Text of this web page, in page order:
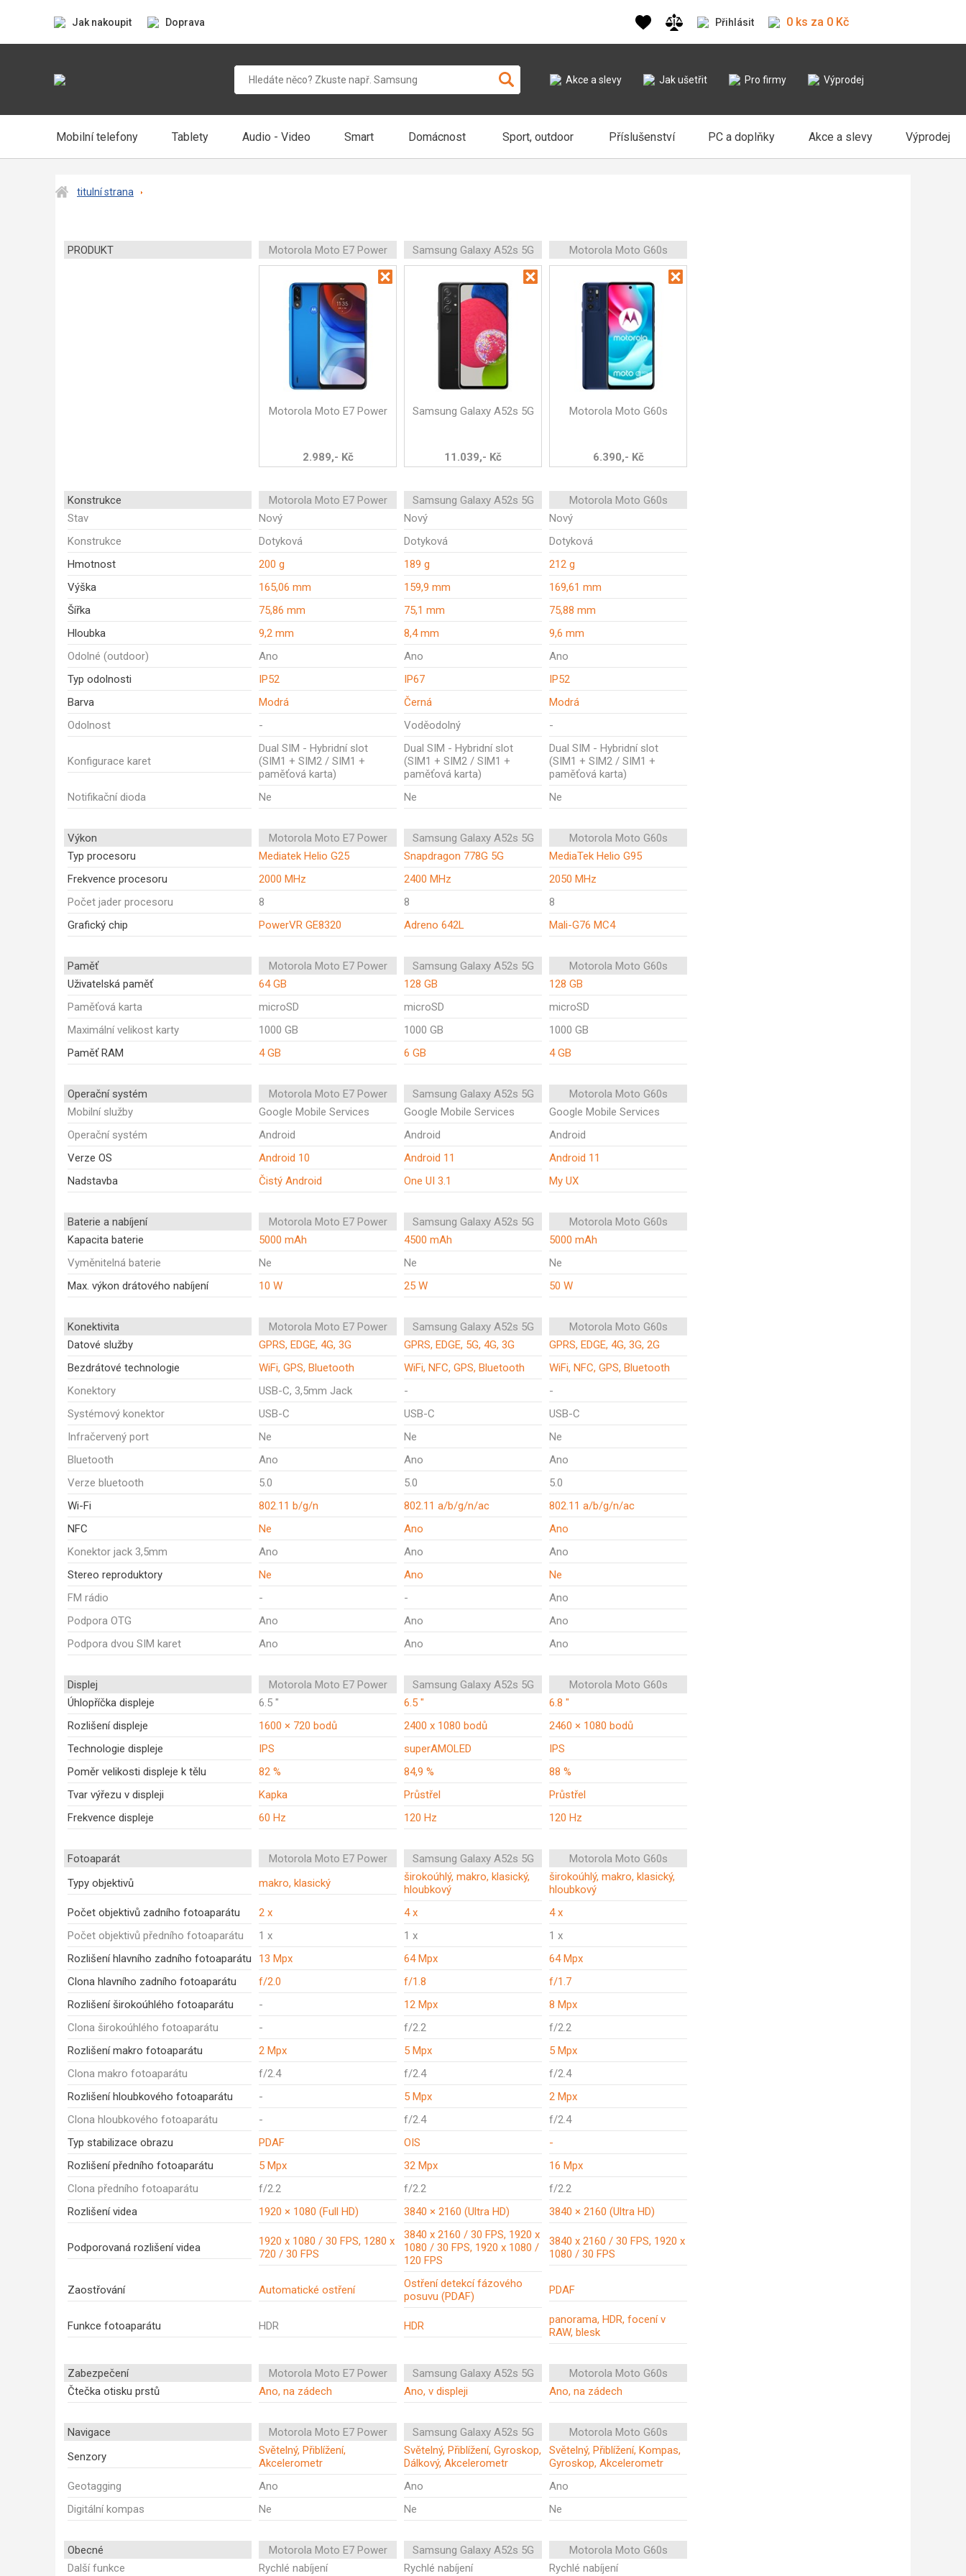
Jak nakoupit Doprava Přihlásit 0 ks za 0 Kč
Akce a slevy Jak ušetřit Pro firmy Výprodej
Mobilní telefony Tablety Audio - Video Smart Domácnost Sport, outdoor Příslušenství PC a doplňky Akce a slevy Výprodej
titulní strana
PRODUKT Motorola Moto E7 Power Samsung Galaxy A52s 5G Motorola Moto G60s
Motorola Moto E7 Power
2.989,- Kč
Samsung Galaxy A52s 5G
11.039,- Kč
Motorola Moto G60s
6.390,- Kč
Konstrukce Motorola Moto E7 Power Samsung Galaxy A52s 5G
Motorola Moto G60s
Stav
Nový Nový
Nový
Konstrukce
Dotyková Dotyková
Dotyková
Hmotnost
200 g 189 g
212 g
Výška
165,06 mm 159,9 mm
169,61 mm
Šířka
75,86 mm 75,1 mm
75,88 mm
Hloubka
9,2 mm 8,4 mm
9,6 mm
Odolné (outdoor)
Ano Ano
Ano
Typ odolnosti
IP52 IP67
IP52
Barva
Modrá Černá
Modrá
Odolnost
- Voděodolný -
Konfigurace karet
Dual SIM - Hybridní slot
(SIM1 + SIM2 / SIM1 +
paměťová karta)
Dual SIM - Hybridní slot
(SIM1 + SIM2 / SIM1 +
paměťová karta)
Dual SIM - Hybridní slot
(SIM1 + SIM2 / SIM1 +
paměťová karta)
Notifikační dioda
Ne Ne Ne
Výkon Motorola Moto E7 Power Samsung Galaxy A52s 5G
Motorola Moto G60s
Typ procesoru
Mediatek Helio G25 Snapdragon 778G 5G
MediaTek Helio G95
Frekvence procesoru
2000 MHz 2400 MHz
2050 MHz
Počet jader procesoru
8 8
8
Grafický chip
PowerVR GE8320 Adreno 642L Mali-G76 MC4
Paměť Motorola Moto E7 Power Samsung Galaxy A52s 5G
Motorola Moto G60s
Uživatelská paměť
64 GB 128 GB
128 GB
Paměťová karta
microSD microSD
microSD
Maximální velikost karty
1000 GB 1000 GB
1000 GB
Paměť RAM
4 GB 6 GB 4 GB
Operační systém Motorola Moto E7 Power Samsung Galaxy A52s 5G
Motorola Moto G60s
Mobilní služby
Google Mobile Services Google Mobile Services
Google Mobile Services
Operační systém
Android Android
Android
Verze OS
Android 10 Android 11
Android 11
Nadstavba
Čistý Android One UI 3.1 My UX
Baterie a nabíjení Motorola Moto E7 Power Samsung Galaxy A52s 5G
Motorola Moto G60s
Kapacita baterie
5000 mAh 4500 mAh
5000 mAh
Vyměnitelná baterie
Ne Ne
Ne
Max. výkon drátového nabíjení
10 W 25 W 50 W
Konektivita Motorola Moto E7 Power Samsung Galaxy A52s 5G
Motorola Moto G60s
Datové služby
GPRS, EDGE, 4G, 3G GPRS, EDGE, 5G, 4G, 3G
GPRS, EDGE, 4G, 3G, 2G
Bezdrátové technologie
WiFi, GPS, Bluetooth WiFi, NFC, GPS, Bluetooth
WiFi, NFC, GPS, Bluetooth
Konektory
USB-C, 3,5mm Jack -
-
Systémový konektor
USB-C USB-C
USB-C
Infračervený port
Ne Ne
Ne
Bluetooth
Ano Ano
Ano
Verze bluetooth
5.0 5.0
5.0
Wi-Fi
802.11 b/g/n 802.11 a/b/g/n/ac
802.11 a/b/g/n/ac
NFC
Ne Ano
Ano
Konektor jack 3,5mm
Ano Ano
Ano
Stereo reproduktory
Ne Ano
Ne
FM rádio
- -
Ano
Podpora OTG
Ano Ano
Ano
Podpora dvou SIM karet
Ano Ano Ano
Displej Motorola Moto E7 Power Samsung Galaxy A52s 5G
Motorola Moto G60s
Úhlopříčka displeje
6.5 " 6.5 "
6.8 "
Rozlišení displeje
1600 × 720 bodů 2400 x 1080 bodů
2460 × 1080 bodů
Technologie displeje
IPS superAMOLED
IPS
Poměr velikosti displeje k tělu
82 % 84,9 %
88 %
Tvar výřezu v displeji
Kapka Průstřel
Průstřel
Frekvence displeje
60 Hz 120 Hz 120 Hz
Fotoaparát Motorola Moto E7 Power Samsung Galaxy A52s 5G
Motorola Moto G60s
Typy objektivů
makro, klasický
širokoúhlý, makro, klasický,
hloubkový
širokoúhlý, makro, klasický,
hloubkový
Počet objektivů zadního fotoaparátu
2 x 4 x
4 x
Počet objektivů předního fotoaparátu
1 x 1 x
1 x
Rozlišení hlavního zadního fotoaparátu
13 Mpx 64 Mpx
64 Mpx
Clona hlavního zadního fotoaparátu
f/2.0 f/1.8
f/1.7
Rozlišení širokoúhlého fotoaparátu
- 12 Mpx
8 Mpx
Clona širokoúhlého fotoaparátu
- f/2.2
f/2.2
Rozlišení makro fotoaparátu
2 Mpx 5 Mpx
5 Mpx
Clona makro fotoaparátu
f/2.4 f/2.4
f/2.4
Rozlišení hloubkového fotoaparátu
- 5 Mpx
2 Mpx
Clona hloubkového fotoaparátu
- f/2.4
f/2.4
Typ stabilizace obrazu
PDAF OIS
-
Rozlišení předního fotoaparátu
5 Mpx 32 Mpx
16 Mpx
Clona předního fotoaparátu
f/2.2 f/2.2
f/2.2
Rozlišení videa
1920 × 1080 (Full HD) 3840 × 2160 (Ultra HD) 3840 × 2160 (Ultra HD)
Podporovaná rozlišení videa
1920 x 1080 / 30 FPS, 1280 x
720 / 30 FPS
3840 x 2160 / 30 FPS, 1920 x
1080 / 30 FPS, 1920 x 1080 /
120 FPS
3840 x 2160 / 30 FPS, 1920 x
1080 / 30 FPS
Zaostřování Automatické ostření
Ostření detekcí fázového
posuvu (PDAF)
PDAF
Funkce fotoaparátu HDR HDR
panorama, HDR, focení v
RAW, blesk
Zabezpečení Motorola Moto E7 Power Samsung Galaxy A52s 5G
Motorola Moto G60s
Čtečka otisku prstů
Ano, na zádech Ano, v displeji Ano, na zádech
Navigace Motorola Moto E7 Power Samsung Galaxy A52s 5G
Motorola Moto G60s
Senzory
Světelný, Přiblížení,
Akcelerometr
Světelný, Přiblížení, Gyroskop,
Dálkový, Akcelerometr
Světelný, Přiblížení, Kompas,
Gyroskop, Akcelerometr
Geotagging
Ano Ano
Ano
Digitální kompas
Ne Ne Ne
Obecné Motorola Moto E7 Power Samsung Galaxy A52s 5G
Motorola Moto G60s
Další funkce
Rychlé nabíjení Rychlé nabíjení Rychlé nabíjení